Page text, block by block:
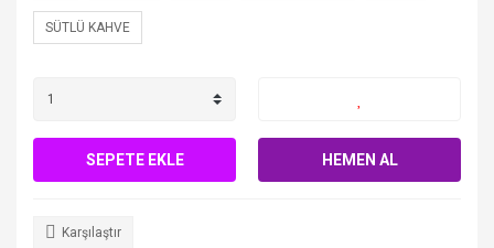
SÜTLÜ KAHVE
SEPETE EKLE HEMEN AL
Karşılaştır